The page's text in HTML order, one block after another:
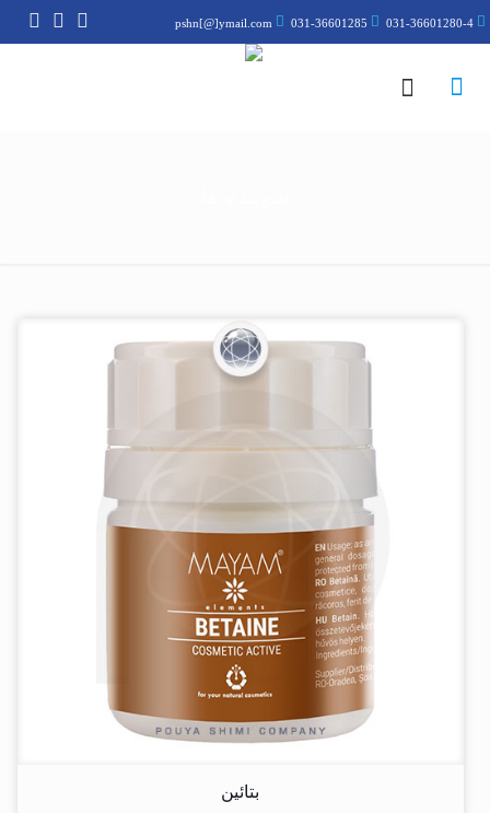
031-36601280-4
031-36601285
pshn[@]ymail.com
بتائین